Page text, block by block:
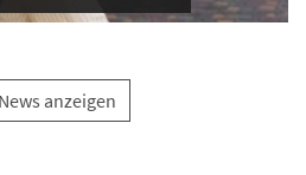
anzeigen